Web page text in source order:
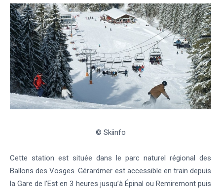
© Skiinfo
Cette station est située dans le parc naturel régional des
Ballons des Vosges. Gérardmer est accessible en train depuis
la Gare de l’Est en 3 heures jusqu’à Épinal ou Remiremont puis